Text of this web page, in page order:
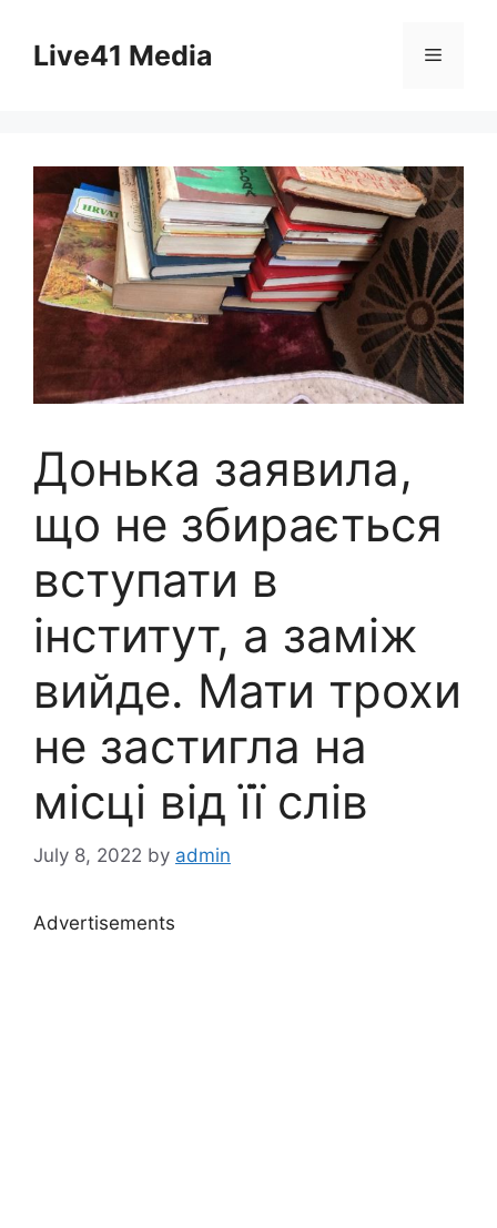
contentLive41 Media Menu
Донька заявила,
що не збирається
вступати в
інститут, а заміж
вийде. Мати трохи
не застигла на
місці від її слів
July 8, 2022 by admin
Advertisements